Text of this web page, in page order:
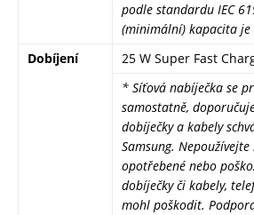
podle standardu IEC
(minimální) kapacita je
Dobíjení
25 W Super Fast
* Síťová nabíječka se
samostatně,
dobíječky a kabely
Samsung.
opotřebené nebo
dobíječky či kabely,
mohl poškodit.